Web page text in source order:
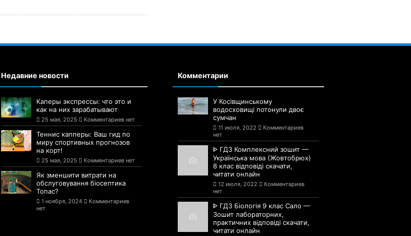
Недавние новости
Каперы экспрессы: что это и
как на них зарабатывают
25 мая, 2025 Комментариев нет
Теннис капперы: Ваш гид по
миру спортивных прогнозов
на корт!
25 мая, 2025 Комментариев нет
Як зменшити витрати на
обслуговування біосептика
Топас?
1 ноября, 2024
Комментариев
нет
Комментарии
У Косівщинському
водосховищі потонули двоє
сумчан
11 июля, 2022
Комментариев
нет
ᐈ ГДЗ Комплексний зошит —
Українська мова (Жовтобрюх)
8 клас відповіді скачати,
читати онлайн
12 июля, 2022
Комментариев
нет
ᐈ ГДЗ Біологія 9 клас Сало —
Зошит лабораторних,
практичних відповіді скачати,
читати онлайн